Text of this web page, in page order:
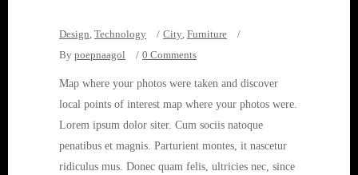
Design Technology City Furniture
By poepnaagol 0 Comments
Map where your photos were taken and discover
local points of interest map where your photos were.
Lorem ipsum dolor siter. Cum sociis natoque
penatibus et magnis. Parturient montes, it nascetur
ridiculus mus. Donec quam felis, ultricies nec, since